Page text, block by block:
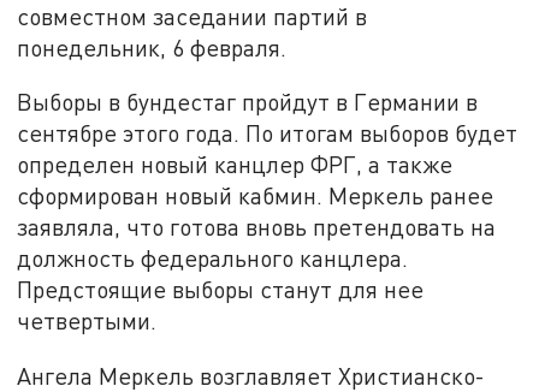
совместном заседании партий в
понедельник, 6 февраля.
Выборы в бундестаг пройдут в Германии в
сентябре этого года. По итогам выборов будет
определен новый канцлер ФРГ, а также
сформирован новый кабмин. Меркель ранее
заявляла, что готова вновь претендовать на
должность федерального канцлера.
Предстоящие выборы станут для нее
четвертыми.
Ангела Меркель возглавляет Христианско-